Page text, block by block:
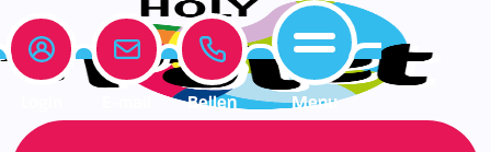
Bellen Menu